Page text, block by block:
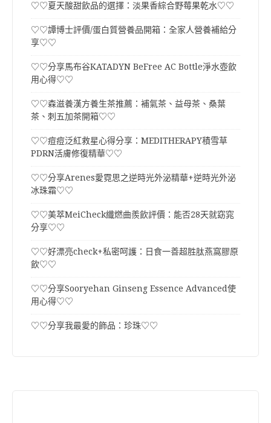
♡♡夏天酸甜飲品的選擇：淡果香綜合野莓果乾水♡♡
♡♡譚博士評價/蛋白質營養品開箱：全家人營養補給分
享♡♡
♡♡分享馬布谷KATADYN BeFree AC Bottle淨水壺飲
用心得♡♡
♡♡森滋養漢方養生茶推薦：補氣茶、益母茶、桑葉
茶、刺五加茶開箱♡♡
♡♡痘痘泛紅救星心得分享：MEDITHERAPY積雪草
PDRN活膚修復精華♡♡
♡♡分享Arenes愛霓思之逆時光外泌精華+逆時光外泌
冰珠霜♡♡
♡♡美萃MeiCheck纖燃曲羨飲評價：能否28天就窈窕
分享♡♡
♡♡好漂亮check+私密呵護：日食一善超胜肽燕窩膠原
飲♡♡
♡♡分享Sooryehan Ginseng Essence Advanced使
用心得♡♡
♡♡分享我最愛的飾品：珍珠♡♡